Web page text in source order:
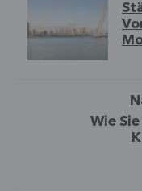
Wie